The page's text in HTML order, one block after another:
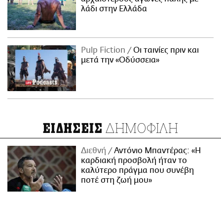
λάδι στην Ελλάδα
Pulp Fiction
Οι ταινίες πριν και
μετά την «Οδύσσεια»
ΕΙΔΗΣΕΙΣ ΔΗΜΟΦΙΛΗ
Διεθνή
Αντόνιο Μπαντέρας: «Η
καρδιακή προσβολή ήταν το
καλύτερο πράγμα που συνέβη
ποτέ στη ζωή μου»